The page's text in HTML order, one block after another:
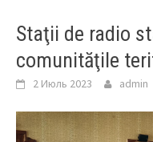
Staţii de radio
comunităţile
2 Июль 2023 admin